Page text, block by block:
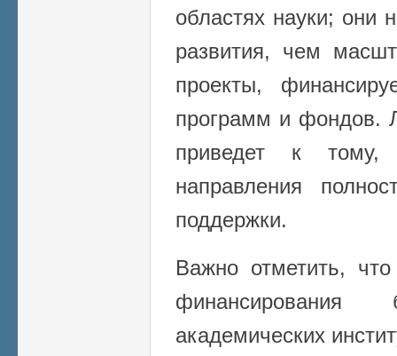
областях науки; они
развития, чем
проекты,
программ и фондов.
приведет к
направления
поддержки.
Важно отметить,
финансирования
академических